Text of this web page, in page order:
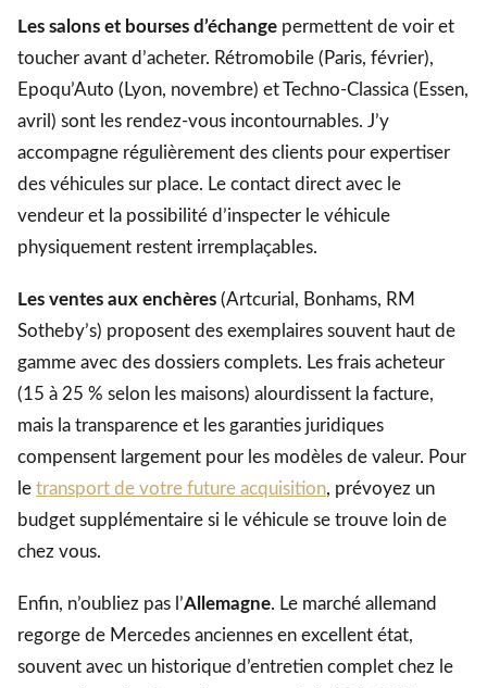
Les salons et bourses d’échange permettent de voir et
toucher avant d’acheter. Rétromobile (Paris, février),
Epoqu’Auto (Lyon, novembre) et Techno-Classica (Essen,
avril) sont les rendez-vous incontournables. J’y
accompagne régulièrement des clients pour expertiser
des véhicules sur place. Le contact direct avec le
vendeur et la possibilité d’inspecter le véhicule
physiquement restent irremplaçables.
Les ventes aux enchères (Artcurial, Bonhams, RM
Sotheby’s) proposent des exemplaires souvent haut de
gamme avec des dossiers complets. Les frais acheteur
(15 à 25 % selon les maisons) alourdissent la facture,
mais la transparence et les garanties juridiques
compensent largement pour les modèles de valeur. Pour
le transport de votre future acquisition, prévoyez un
budget supplémentaire si le véhicule se trouve loin de
chez vous.
Enfin, n’oubliez pas l’Allemagne. Le marché allemand
regorge de Mercedes anciennes en excellent état,
souvent avec un historique d’entretien complet chez le